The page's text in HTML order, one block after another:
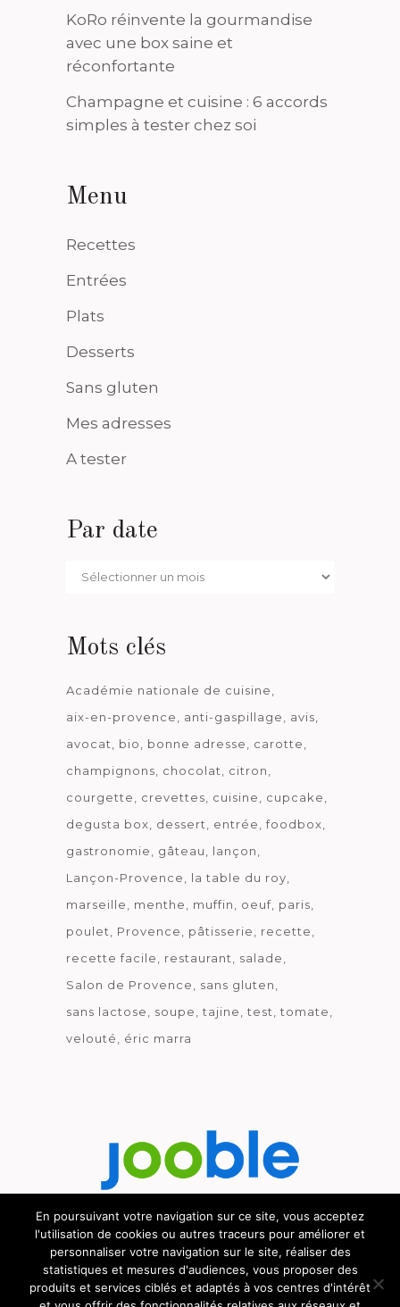
KoRo réinvente la gourmandise
avec une box saine et
réconfortante
Champagne et cuisine : 6 accords
simples à tester chez soi
Menu
Recettes
Entrées
Plats
Desserts
Sans gluten
Mes adresses
A tester
Par date
Par
Mots clés
Académie nationale de cuisine
aix-en-provence
anti-gaspillage
avis
avocat
bio bonne adresse
carotte
champignons
chocolat
citron
courgette
crevettes cuisine
cupcake
degusta box
dessert entrée
foodbox
gastronomie
gâteau
lançon
Lançon-Provence
la table du roy
marseille
menthe muffin oeuf paris
poulet
Provence pâtisserie
recette
recette facile
restaurant
salade
Salon de Provence
sans gluten
sans lactose
soupe tajine test
tomate
velouté
éric marra
Découvrez le métier de la cuisine.
En poursuivant votre navigation sur ce site, vous acceptez
l'utilisation de cookies ou autres traceurs pour améliorer et
personnaliser votre navigation sur le site, réaliser des
statistiques et mesures d'audiences, vous proposer des
produits et services ciblés et adaptés à vos centres d'intérêt